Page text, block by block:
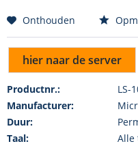
Onthouden
hier naar de server
Productnr.:
LS-
Manufacturer:
Duur:
Taal:
Alle